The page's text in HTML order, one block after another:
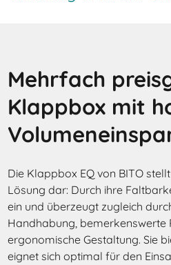
Mehrfach
Klappbox mit
Die Klappbox EQ von BITO
Lösung dar: Durch ihre
ein und überzeugt zugleich
Handhabung,
ergonomische Gestaltung. Sie
eignet sich optimal für den